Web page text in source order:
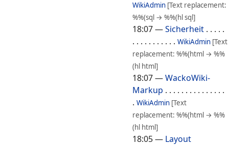
WikiAdmin [Text replacement:
%%(sql → %%(hl sql]
18:07—Sicherheit . . . . .
. . . . . . . . . . . WikiAdmin [Text
replacement: %%(html → %%
(hl html]
18:07—WackoWiki-
Markup . . . . . . . . . . . . . . .
. WikiAdmin [Text
replacement: %%(html → %%
(hl html]
18:05— Layout